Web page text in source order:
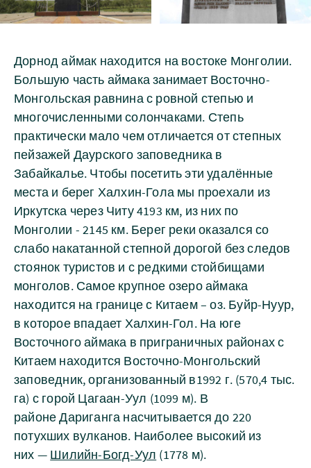
Дорнод аймак находится на востоке Монголии.
Большую часть аймака занимает Восточно-
Монгольская равнина с ровной степью и
многочисленными солончаками. Степь
практически мало чем отличается от степных
пейзажей Даурского заповедника в
Забайкалье. Чтобы посетить эти удалённые
места и берег Халхин-Гола мы проехали из
Иркутска через Читу 4193 км, из них по
Монголии - 2145 км. Берег реки оказался со
слабо накатанной степной дорогой без следов
стоянок туристов и с редкими стойбищами
монголов. Самое крупное озеро аймака
находится на границе с Китаем – оз. Буйр-Нуур,
в которое впадает Халхин-Гол. На юге
Восточного аймака в приграничных районах с
Китаем находится Восточно-Монгольский
заповедник, организованный в1992 г. (570,4 тыс.
га) с горой Цагаан-Уул (1099 м). В
районе Дариганга насчитывается до 220
потухших вулканов. Наиболее высокий из
них — Шилийн-Богд-Уул (1778 м).